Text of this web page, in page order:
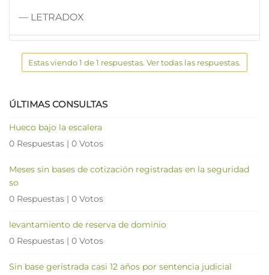
— LETRADOX
Estas viendo 1 de 1 respuestas. Ver todas las respuestas.
ÚLTIMAS CONSULTAS
Hueco bajo la escalera
0 Respuestas | 0 Votos
Meses sin bases de cotización registradas en la seguridad
so
0 Respuestas | 0 Votos
levantamiento de reserva de dominio
0 Respuestas | 0 Votos
Sin base geristrada casi 12 años por sentencia judicial